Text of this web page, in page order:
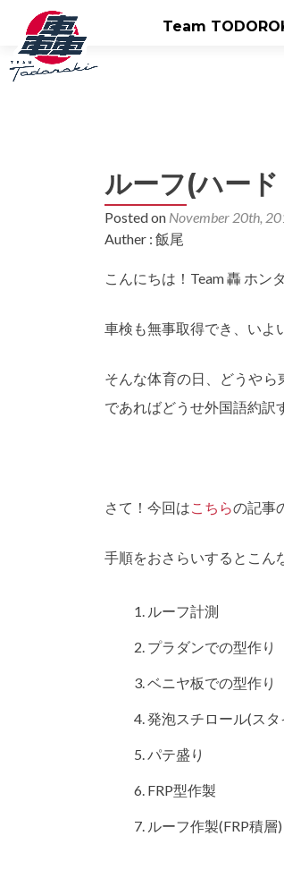
Team
ルーフ(ハー
Posted on November 20th,
Auther : 飯尾
こんにちは！Team 轟 ホン
車検も無事取得でき、いよ
そんな体育の日、どうやら
であればどうせ外国語約訳
さて！今回はこちらの記事
手順をおさらいするとこん
ルーフ計測
プラダンでの型作り
ベニヤ板での型作り
発泡スチロール(ス
パテ盛り
FRP型作製
ルーフ作製(FRP積層)